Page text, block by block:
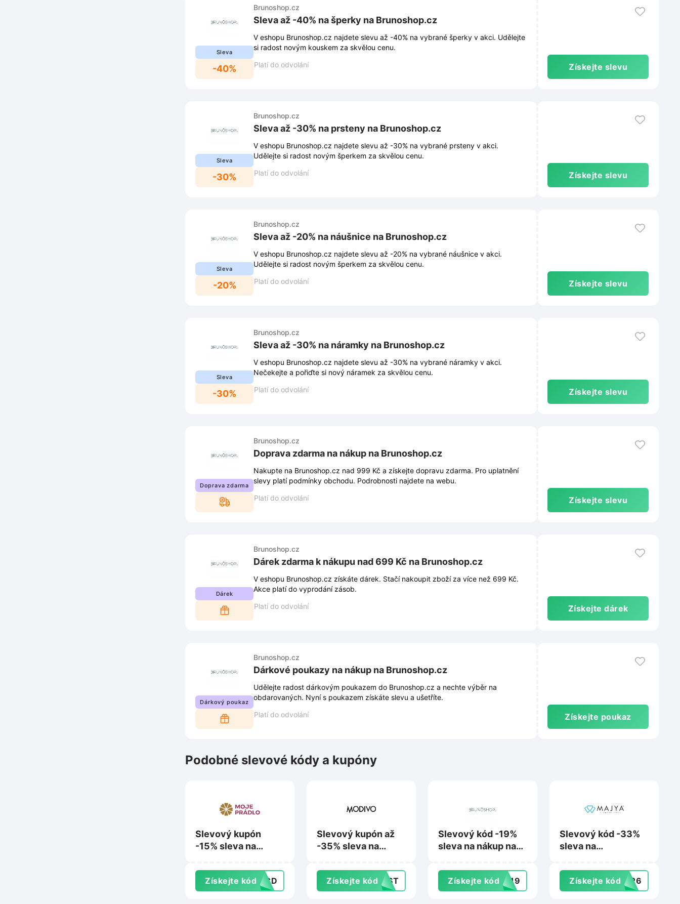
Sleva
-40%
Brunoshop.cz
Sleva až -40% na šperky na Brunoshop.cz
V eshopu Brunoshop.cz najdete slevu až -40% na vybrané šperky v akci. Udělejte
si radost novým kouskem za skvělou cenu.
Platí do odvolání
Získejte slevu
Sleva
-30%
Brunoshop.cz
Sleva až -30% na prsteny na Brunoshop.cz
V eshopu Brunoshop.cz najdete slevu až -30% na vybrané prsteny v akci.
Udělejte si radost novým šperkem za skvělou cenu.
Platí do odvolání
Získejte slevu
Sleva
-20%
Brunoshop.cz
Sleva až -20% na náušnice na Brunoshop.cz
V eshopu Brunoshop.cz najdete slevu až -20% na vybrané náušnice v akci.
Udělejte si radost novým šperkem za skvělou cenu.
Platí do odvolání
Získejte slevu
Sleva
-30%
Brunoshop.cz
Sleva až -30% na náramky na Brunoshop.cz
V eshopu Brunoshop.cz najdete slevu až -30% na vybrané náramky v akci.
Nečekejte a pořiďte si nový náramek za skvělou cenu.
Platí do odvolání
Získejte slevu
Doprava zdarma
Brunoshop.cz
Doprava zdarma na nákup na Brunoshop.cz
Nakupte na Brunoshop.cz nad 999 Kč a získejte dopravu zdarma. Pro uplatnění
slevy platí podmínky obchodu. Podrobnosti najdete na webu.
Platí do odvolání
Získejte slevu
Dárek
Brunoshop.cz
Dárek zdarma k nákupu nad 699 Kč na Brunoshop.cz
V eshopu Brunoshop.cz získáte dárek. Stačí nakoupit zboží za více než 699 Kč.
Akce platí do vyprodání zásob.
Platí do odvolání
Získejte dárek
Dárkový poukaz
Brunoshop.cz
Dárkové poukazy na nákup na Brunoshop.cz
Udělejte radost dárkovým poukazem do Brunoshop.cz a nechte výběr na
obdarovaných. Nyní s poukazem získáte slevu a ušetříte.
Platí do odvolání
Získejte poukaz
Podobné slevové kódy a kupóny
Slevový kupón
-15% sleva na
pradlo.cz
Získejte kód28CD
Slevový kupón až
-35% sleva na
Získejte kódLAST
Slevový kód -19%
sleva na nákup na
Získejte kódNI19
Slevový kód -33%
sleva na
na Majya.cz
Získejte kód7326